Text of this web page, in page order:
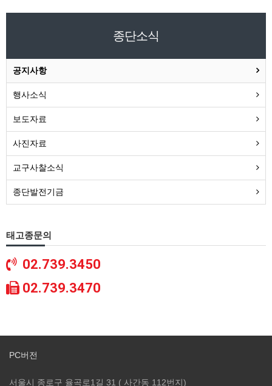
종단소식
공지사항
행사소식
보도자료
사진자료
교구사찰소식
종단발전기금
태고종문의
02.739.3450
02.739.3470
PC버전
서울시 종로구 율곡로1길 31 ( 사간동 112번지)